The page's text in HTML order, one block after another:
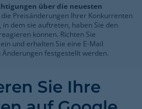
über die neuesten
die Preisänderungen Ihrer Konkurrenten
dem sie auftreten, haben Sie den
können. Richten Sie
und erhalten Sie eine E-Mail
festgestellt werden.
Sie Ihre